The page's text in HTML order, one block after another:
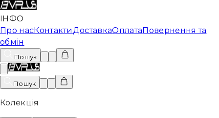
ІНФО
Про насКонтактиДоставкаОплатаПовернення та
обмін
Пошук
Пошук
Колекція